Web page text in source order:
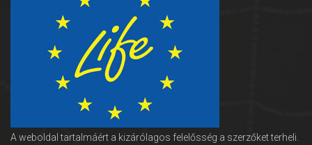
A weboldal tartalmáért a kizárólagos felelősség a szerzőket terheli.